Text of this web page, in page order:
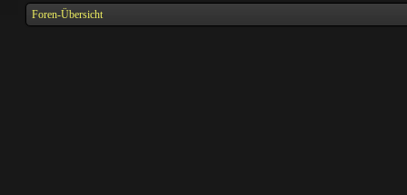
Foren-Übersicht